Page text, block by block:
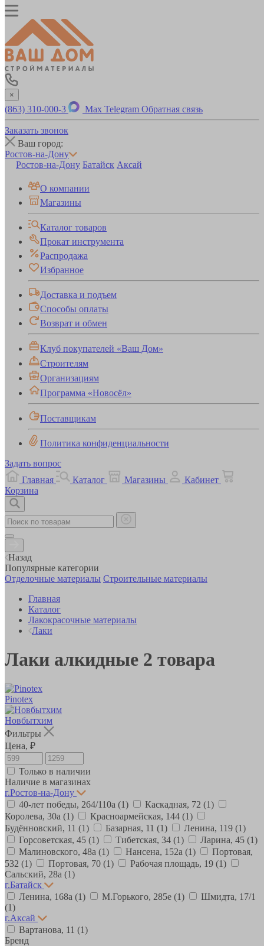
×
(863) 310-000-3 Max Telegram Обратная связь
Заказать звонок
Ваш город:
Ростов-на-Дону
Ростов-на-Дону Батайск Аксай
О компании
Магазины
Каталог товаров
Прокат инструмента
Распродажа
Избранное
Доставка и подъем
Способы оплаты
Возврат и обмен
Клуб покупателей «Ваш Дом»
Строителям
Организациям
Программа «Новосёл»
Поставщикам
Политика конфиденциальности
Задать вопрос
Главная
Каталог Магазины
Кабинет
Корзина
Назад
Популярные категории
Отделочные материалы Строительные материалы
Главная
Каталог
Лакокрасочные материалы
Лаки
Лаки алкидные 2 товара
Pinotex
Новбытхим
Фильтры
Цена, ₽
Только в наличии
Наличие в магазинах
г.Ростов-на-Дону
40-лет победы, 264/110а (1) Каскадная, 72 (1)
Королева, 30а (1) Красноармейская, 144 (1)
Будённовский, 11 (1) Базарная, 11 (1) Ленина, 119 (1)
Горсоветская, 45 (1) Тибетская, 34 (1) Ларина, 45 (1)
Малиновского, 48а (1) Нансена, 152а (1)
Портовая,
532 (1) Портовая, 70 (1) Рабочая площадь, 19 (1)
Сальский, 28a (1)
г.Батайск
Ленина, 168а (1) М.Горького, 285е (1)
Шмидта, 17/1
(1)
г.Аксай
Вартанова, 11 (1)
Бренд